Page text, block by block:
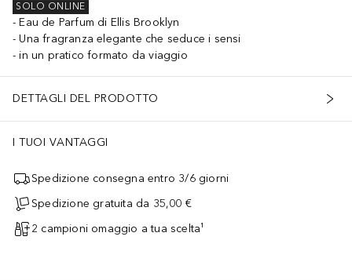
SOLO ONLINE
Eau de Parfum di Ellis Brooklyn
Una fragranza elegante che seduce i sensi
in un pratico formato da viaggio
DETTAGLI DEL PRODOTTO
I TUOI VANTAGGI
Spedizione consegna entro 3/6 giorni
Spedizione gratuita da 35,00 €
2 campioni omaggio a tua scelta¹